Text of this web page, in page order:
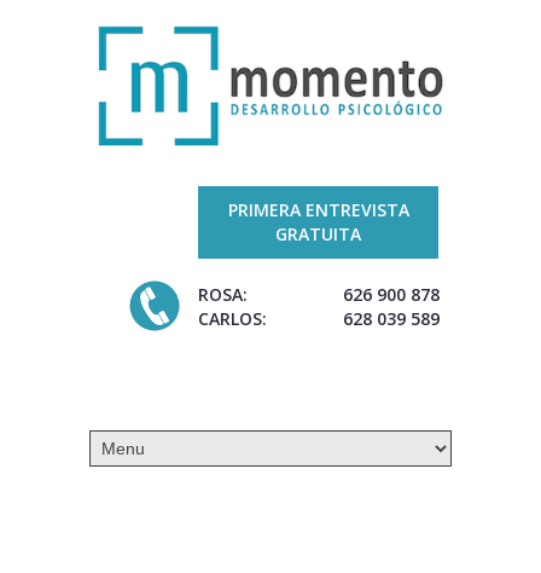
PRIMERA ENTREVISTA
GRATUITA
ROSA:
626 900 878
CARLOS:
628 039 589